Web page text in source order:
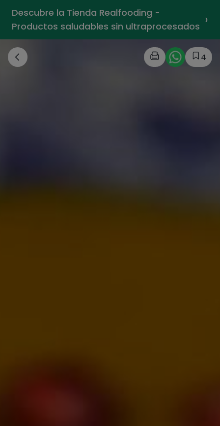
Descubre la Tienda Realfooding -
Productos saludables sin ultraprocesados ›
4